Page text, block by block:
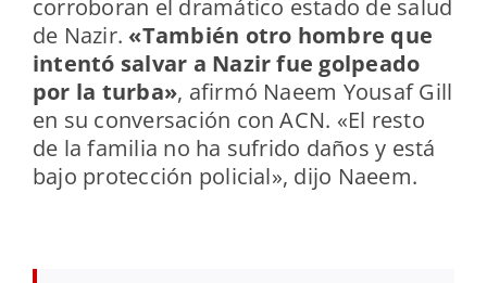
corroboran el dramático estado de salud
de Nazir. «También otro hombre que
intentó salvar a Nazir fue golpeado
por la turba», afirmó Naeem Yousaf Gill
en su conversación con ACN. «El resto
de la familia no ha sufrido daños y está
bajo protección policial», dijo Naeem.